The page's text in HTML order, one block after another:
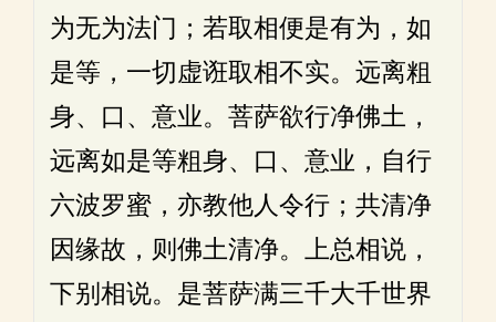
为无为法门；若取相便是有为，如
是等，一切虚诳取相不实。远离粗
身、口、意业。菩萨欲行净佛土，
远离如是等粗身、口、意业，自行
六波罗蜜，亦教他人令行；共清净
因缘故，则佛土清净。上总相说，
下别相说。是菩萨满三千大千世界